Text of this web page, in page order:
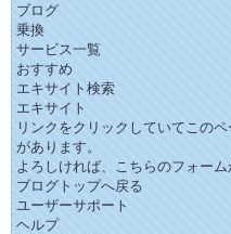
ブログ
乗換
サービス一覧
おすすめ
エキサイト検索
エキサイト
リンクをクリックしていてこの
があります。
よろしければ、こちらのフォー
ブログトップへ戻る
ユーザーサポート
ヘルプ